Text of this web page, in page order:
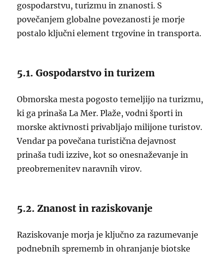
gospodarstvu, turizmu in znanosti. S
povečanjem globalne povezanosti je morje
postalo ključni element trgovine in transporta.
5.1. Gospodarstvo in turizem
Obmorska mesta pogosto temeljijo na turizmu,
ki ga prinaša La Mer. Plaže, vodni športi in
morske aktivnosti privabljajo milijone turistov.
Vendar pa povečana turistična dejavnost
prinaša tudi izzive, kot so onesnaževanje in
preobremenitev naravnih virov.
5.2. Znanost in raziskovanje
Raziskovanje morja je ključno za razumevanje
podnebnih sprememb in ohranjanje biotske